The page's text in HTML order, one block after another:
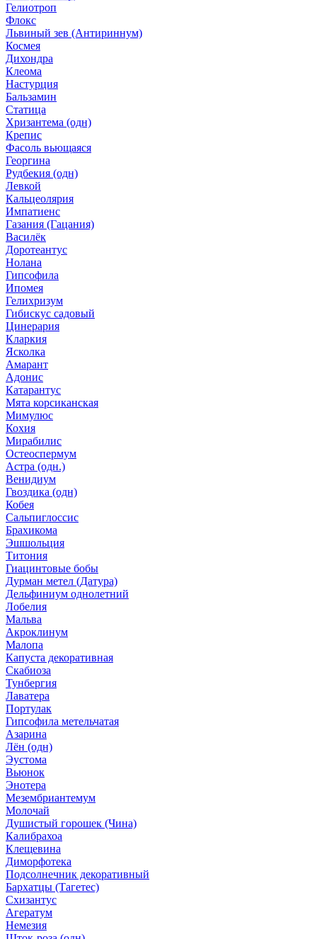
Гелиотроп
Флокс
Львиный зев (Антириннум)
Космея
Дихондра
Клеома
Настурция
Бальзамин
Статица
Хризантема (одн)
Крепис
Фасоль вьющаяся
Георгина
Рудбекия (одн)
Левкой
Кальцеолярия
Импатиенс
Газания (Гацания)
Василёк
Доротеантус
Нолана
Гипсофила
Ипомея
Гелихризум
Гибискус садовый
Цинерария
Кларкия
Ясколка
Амарант
Адонис
Катарантус
Мята корсиканская
Мимулюс
Кохия
Мирабилис
Остеоспермум
Астра (одн.)
Венидиум
Гвоздика (одн)
Кобея
Сальпиглоссис
Брахикома
Эшшольция
Титония
Гиацинтовые бобы
Дурман метел (Датура)
Дельфиниум однолетний
Лобелия
Мальва
Акроклинум
Малопа
Капуста декоративная
Скабиоза
Тунбергия
Лаватера
Портулак
Гипсофила метельчатая
Азарина
Лён (одн)
Эустома
Вьюнок
Энотера
Мезембриантемум
Молочай
Душистый горошек (Чина)
Калибрахоа
Клещевина
Диморфотека
Подсолнечник декоративный
Бархатцы (Тагетес)
Схизантус
Агератум
Немезия